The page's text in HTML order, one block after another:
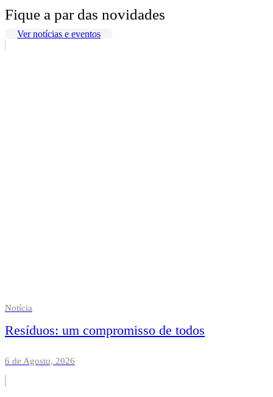
Fique a par das novidades
Ver notícias e eventos
Notícia
Resíduos: um compromisso de todos
6 de Agosto, 2026